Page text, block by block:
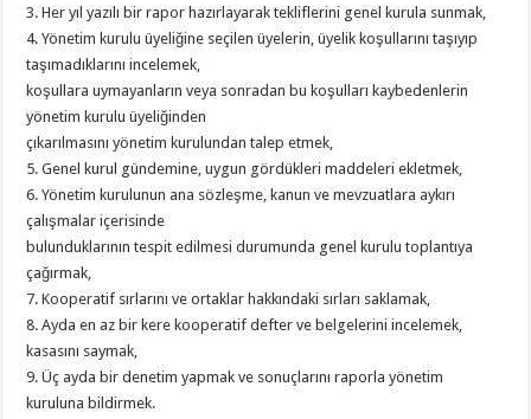
3. Her yıl yazılı bir rapor hazırlayarak tekliflerini genel kurula sunmak,
4. Yönetim kurulu üyeliğine seçilen üyelerin, üyelik koşullarını taşıyıp
taşımadıklarını incelemek,
koşullara uymayanların veya sonradan bu koşulları kaybedenlerin
yönetim kurulu üyeliğinden
çıkarılmasını yönetim kurulundan talep etmek,
5. Genel kurul gündemine, uygun gördükleri maddeleri ekletmek,
6. Yönetim kurulunun ana sözleşme, kanun ve mevzuatlara aykırı
çalışmalar içerisinde
bulunduklarının tespit edilmesi durumunda genel kurulu toplantıya
çağırmak,
7. Kooperatif sırlarını ve ortaklar hakkındaki sırları saklamak,
8. Ayda en az bir kere kooperatif defter ve belgelerini incelemek,
kasasını saymak,
9. Üç ayda bir denetim yapmak ve sonuçlarını raporla yönetim
kuruluna bildirmek.